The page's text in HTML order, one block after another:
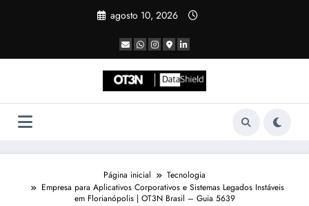
agosto 10, 2026
Página inicial
Tecnologia
Empresa para Aplicativos Corporativos e Sistemas Legados Instáveis
em Florianópolis | OT3N Brasil – Guia 5639